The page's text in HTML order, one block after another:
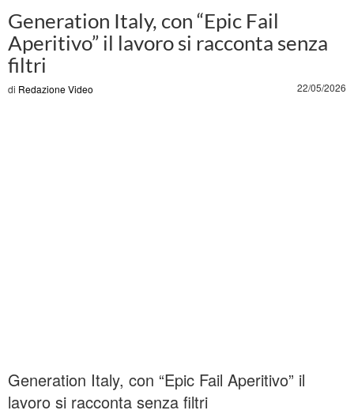
Generation Italy, con “Epic Fail
Aperitivo” il lavoro si racconta senza
filtri
di Redazione Video 22/05/2026
Generation Italy, con “Epic Fail Aperitivo” il
lavoro si racconta senza filtri